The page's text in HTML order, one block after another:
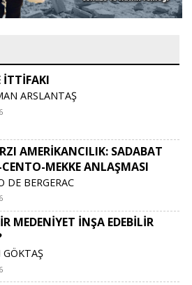
İTTİFAKI
ARSLANTAŞ
AMERİKANCILIK: SADABAT
MEKKE ANLAŞMASI
DE BERGERAC
MEDENİYET İNŞA EDEBİLİR
GÖKTAŞ